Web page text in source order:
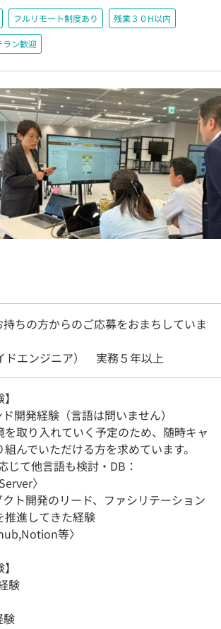
フルリモート制度あり 残業３０H以内
ラン歓迎
ちの方からのご応募をおまちしていま
ドエンジニア） 実務５年以上
開発経験（言語は問いません）
を取り入れていく予定のため、随時キャ
んでいただける方を求めています。
じて他言語も検討・DB：
〉
ト開発のリード、ファシリテーション
推進してきた経験
等〉
験
験